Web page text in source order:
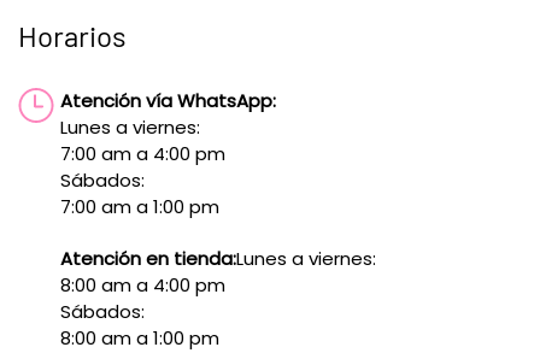
Horarios
Atención vía WhatsApp:
Lunes a viernes:
7:00 am a 4:00 pm
Sábados:
7:00 am a 1:00 pm
Atención en tienda:Lunes a viernes:
8:00 am a 4:00 pm
Sábados:
8:00 am a 1:00 pm